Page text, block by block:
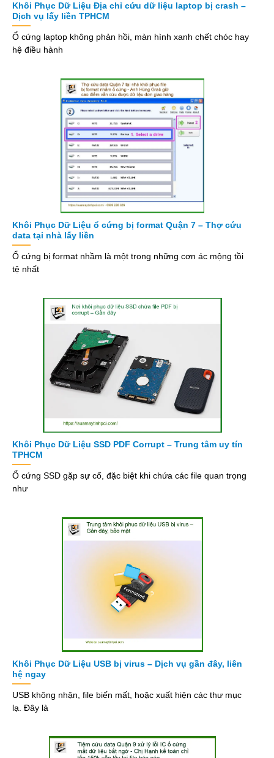
Khôi Phục Dữ Liệu Địa chỉ cứu dữ liệu laptop bị crash –
Dịch vụ lấy liền TPHCM
Ổ cứng laptop không phản hồi, màn hình xanh chết chóc hay
hệ điều hành
Khôi Phục Dữ Liệu ổ cứng bị format Quận 7 – Thợ cứu
data tại nhà lấy liền
Ổ cứng bị format nhầm là một trong những cơn ác mộng tồi
tệ nhất
Khôi Phục Dữ Liệu SSD PDF Corrupt – Trung tâm uy tín
TPHCM
Ổ cứng SSD gặp sự cố, đặc biệt khi chứa các file quan trọng
như
Khôi Phục Dữ Liệu USB bị virus – Dịch vụ gần đây, liên
hệ ngay
USB không nhận, file biến mất, hoặc xuất hiện các thư mục
lạ. Đây là